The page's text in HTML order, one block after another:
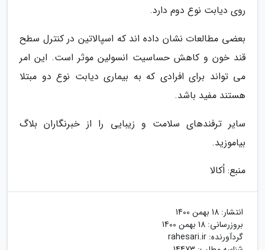
روی دیابت نوع دوم دارد.
بعضی مطالعات نشان داده اند که اسپالاتین در کنترل سطح
قند خون و کاهش حساسیت انسولین موثر است. این امر
می تواند برای افرادی که به بیماری دیابت نوع دو مبتلا
هستند مفید باشد.
سایر ترفندهای سلامت و زیبایی را از خبرنگاران بلاگ
بیاموزید.
منبع: اُکالا
انتشار: 18 بهمن 1400
بروزرسانی: 18 بهمن 1400
گردآورنده: rahesari.ir